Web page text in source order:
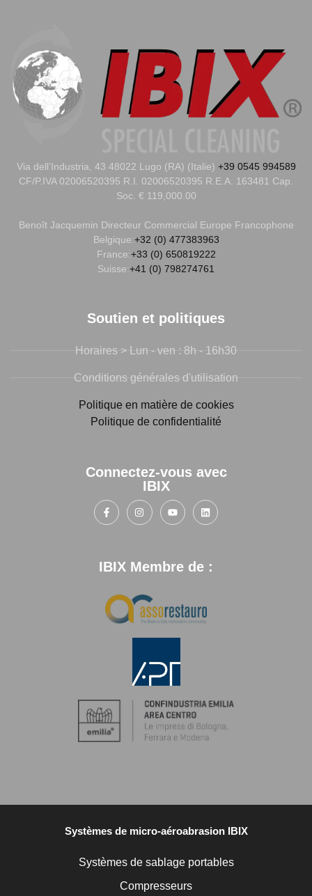
Via dell’Industria, 43 48022 Lugo (RA) (Italie) +39 0545 994589
CF/P.IVA 02006520395 R.I. 02006520395 R.E.A. 163481 Cap.
Soc. € 119,000.00
Benoît Jacquemin Directeur Commercial Europe Francophone
Belgique:+32 (0) 477383963
France:+33 (0) 650819222
Suisse:+41 (0) 798274761
Soutien et politiques
Horaires > Lun - ven : 8h - 16h30
Conditions générales d'utilisation
Politique en matière de cookies
Politique de confidentialité
Connectez-vous avec
IBIX
IBIX Membre de :
Systèmes de micro-aéroabrasion IBIX
Systèmes de sablage portables
Compresseurs